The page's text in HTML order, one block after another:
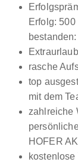
Erfolg:
rasche
top
mit dem
zahlreiche
HOFER